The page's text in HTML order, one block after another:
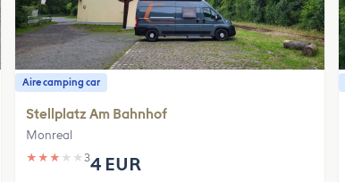
Aire camping car
Stellplatz Am Bahnhof
Monreal
★ ★ ★ ★ ★34 EUR